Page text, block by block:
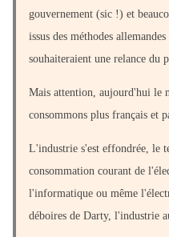
gouvernement (sic !) et
issus des méthodes
souhaiteraient une relance du
Mais attention, aujourd'hui le
consommons plus français et
L'industrie s'est effondrée, le
consommation courant de
l'informatique ou même
déboires de Darty, l'industrie